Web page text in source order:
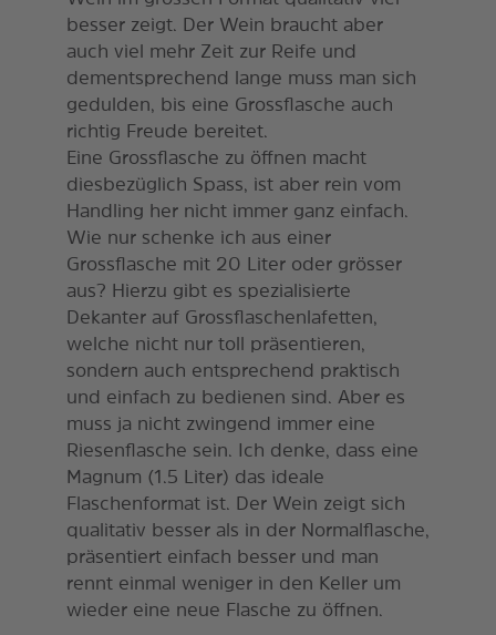
besser zeigt. Der Wein braucht aber
auch viel mehr Zeit zur Reife und
dementsprechend lange muss man sich
gedulden, bis eine Grossflasche auch
richtig Freude bereitet.
Eine Grossflasche zu öffnen macht
diesbezüglich Spass, ist aber rein vom
Handling her nicht immer ganz einfach.
Wie nur schenke ich aus einer
Grossflasche mit 20 Liter oder grösser
aus? Hierzu gibt es spezialisierte
Dekanter auf Grossflaschenlafetten,
welche nicht nur toll präsentieren,
sondern auch entsprechend praktisch
und einfach zu bedienen sind. Aber es
muss ja nicht zwingend immer eine
Riesenflasche sein. Ich denke, dass eine
Magnum (1.5 Liter) das ideale
Flaschenformat ist. Der Wein zeigt sich
qualitativ besser als in der Normalflasche,
präsentiert einfach besser und man
rennt einmal weniger in den Keller um
wieder eine neue Flasche zu öffnen.